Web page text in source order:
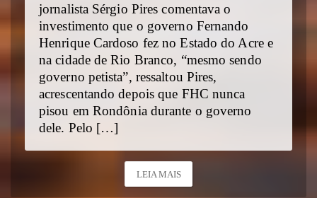
jornalista Sérgio Pires comentava o
investimento que o governo Fernando
Henrique Cardoso fez no Estado do Acre e
na cidade de Rio Branco, “mesmo sendo
governo petista”, ressaltou Pires,
acrescentando depois que FHC nunca
pisou em Rondônia durante o governo
dele. Pelo […]
LEIA MAIS